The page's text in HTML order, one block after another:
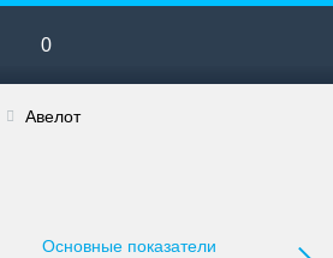
0
Авелот
Основные показатели